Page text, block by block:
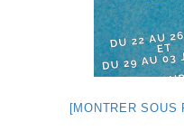
[MONTRER SOUS